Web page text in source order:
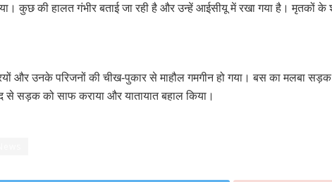
कुछ की हालत गंभीर बताई जा रही है और उन्हें आईसीयू में रखा गया है। मृतकों के
और उनके परिजनों की चीख-पुकार से माहौल गमगीन हो गया। बस का मलबा
से सड़क को साफ कराया और यातायात बहाल किया।